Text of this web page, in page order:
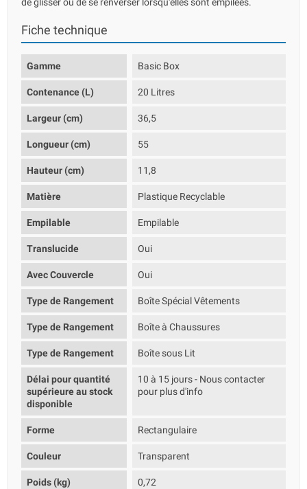
Fiche technique
Gamme Basic Box
Contenance (L) 20 Litres
Largeur (cm) 36,5
Longueur (cm) 55
Hauteur (cm) 11,8
Matière Plastique Recyclable
Empilable Empilable
Translucide Oui
Avec Couvercle Oui
Type de Rangement Boîte Spécial Vêtements
Type de Rangement Boîte à Chaussures
Type de Rangement Boîte sous Lit
Délai pour quantité
supérieure au stock
disponible
10 à 15 jours - Nous contacter
pour plus d'info
Forme Rectangulaire
Couleur Transparent
Poids (kg) 0,72